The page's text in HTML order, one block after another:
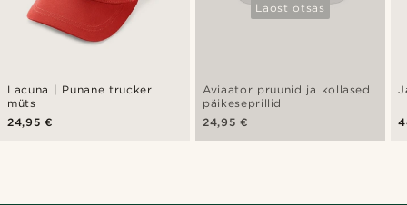
Lacuna | Punane trucker
müts
24,95 €
Laost otsas
Aviaator pruunid ja kollased
päikeseprillid
24,95 €